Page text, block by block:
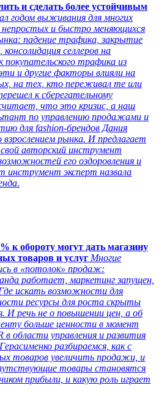
и сделать более устойчивым
годом выживания для многих
непростых и быстро меняющихся
падение трафика, закрытие
селлеров на
покупательского трафика из
и другие факторы влияли на
на тех, кто переживал те или
к сберегательному
что это кризис, а наш
по управлению продажами и
для fashion-брендов Дания
рынка. И предлагает
авторский инструмент
его оздоровления и
инструмент эксперт назвала
к обороту могут дать магазину
товаров и услуг Многие
в «потолок» продаж:
работает, маркетинг запущен,
искать возможности для
ресурсы для роста скрыты
И речь не о повышении цен, а об
больше ценности в момент
в области управления и развития
разбираемся, как с
товаров увеличить продажи, и
товары становятся
прибыли, и какую роль играет